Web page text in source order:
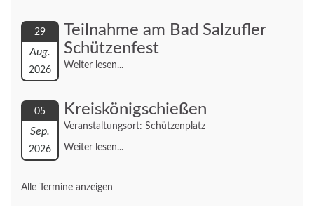
29
Aug.
2026
Teilnahme am Bad Salzufler
Schützenfest
Weiter lesen...
05
Sep.
2026
Kreiskönigschießen
Veranstaltungsort: Schützenplatz
Weiter lesen...
Alle Termine anzeigen